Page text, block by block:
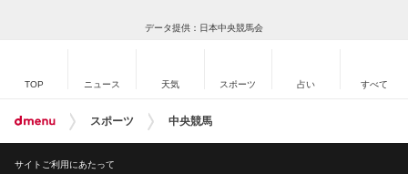
データ提供：日本中央競馬会
TOP ニュース 天気 スポーツ 占い すべて
スポーツ 中央競馬
サイトご利用にあたって